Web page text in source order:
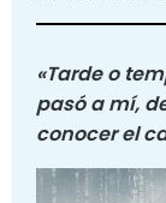
«Tarde o
pasó a mí,
conocer el